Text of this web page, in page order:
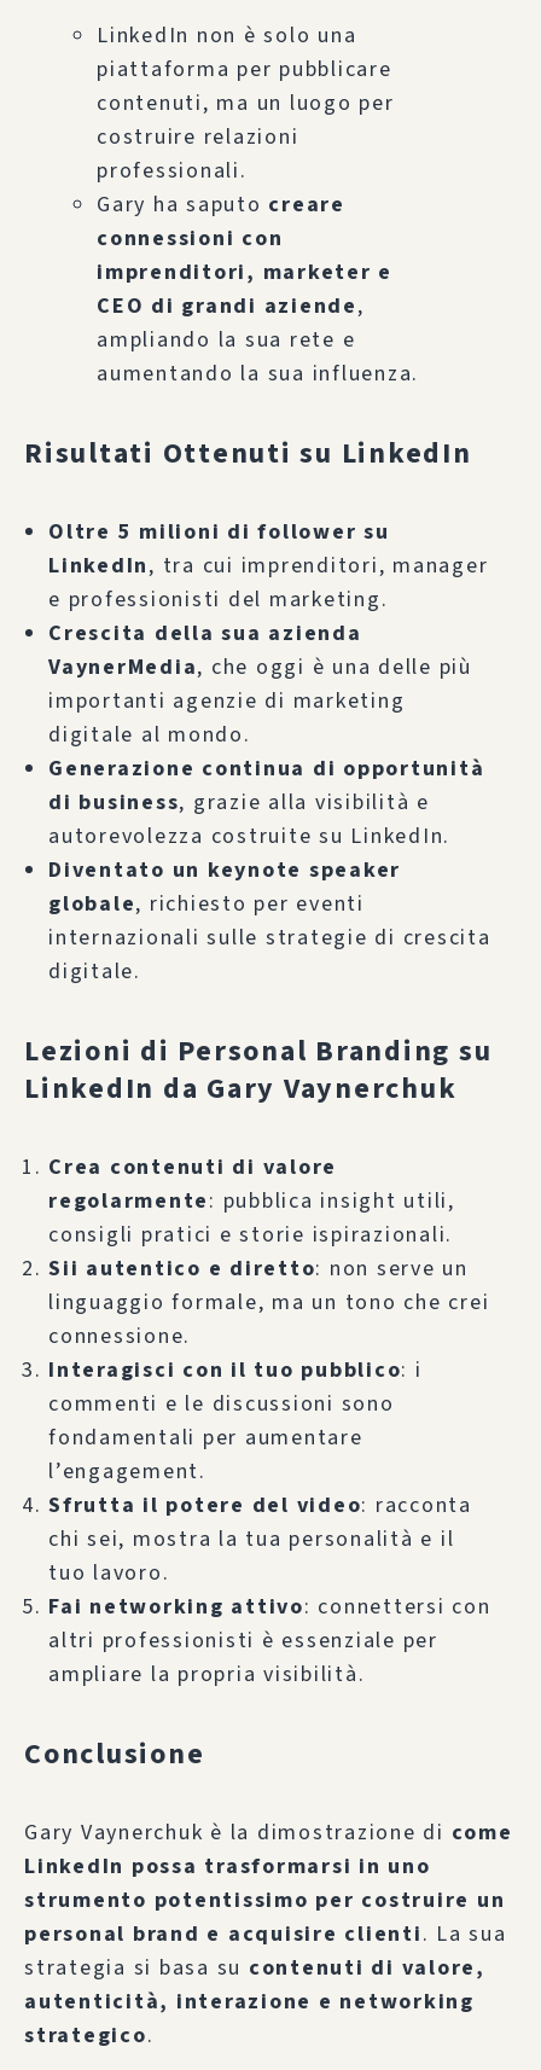
LinkedIn non è solo una
piattaforma per pubblicare
contenuti, ma un luogo per
costruire relazioni
professionali.
Gary ha saputo creare
connessioni con
imprenditori, marketer e
CEO di grandi aziende,
ampliando la sua rete e
aumentando la sua influenza.
Risultati Ottenuti su LinkedIn
Oltre 5 milioni di follower su
LinkedIn, tra cui imprenditori, manager
e professionisti del marketing.
Crescita della sua azienda
VaynerMedia, che oggi è una delle più
importanti agenzie di marketing
digitale al mondo.
Generazione continua di opportunità
di business, grazie alla visibilità e
autorevolezza costruite su LinkedIn.
Diventato un keynote speaker
globale, richiesto per eventi
internazionali sulle strategie di crescita
digitale.
Lezioni di Personal Branding su
LinkedIn da Gary Vaynerchuk
Crea contenuti di valore
regolarmente: pubblica insight utili,
consigli pratici e storie ispirazionali.
Sii autentico e diretto: non serve un
linguaggio formale, ma un tono che crei
connessione.
Interagisci con il tuo pubblico: i
commenti e le discussioni sono
fondamentali per aumentare
l’engagement.
Sfrutta il potere del video: racconta
chi sei, mostra la tua personalità e il
tuo lavoro.
Fai networking attivo: connettersi con
altri professionisti è essenziale per
ampliare la propria visibilità.
Conclusione
Gary Vaynerchuk è la dimostrazione di come
LinkedIn possa trasformarsi in uno
strumento potentissimo per costruire un
personal brand e acquisire clienti. La sua
strategia si basa su contenuti di valore,
autenticità, interazione e networking
strategico.